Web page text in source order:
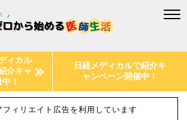
ィカル
介キャ
！
日経メディカルで紹介キ
ャンペーン開催中！
ィリエイト広告を利用しています